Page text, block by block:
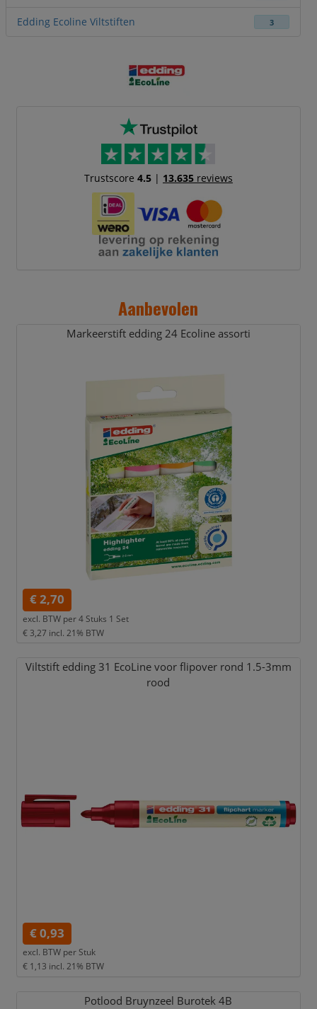
Edding Ecoline Viltstiften 3
Trustscore 4.5| 13.635reviews
Aanbevolen
Markeerstift edding 24 Ecoline assorti
€ 2,70
excl. BTW per4 Stuks 1 Set
€ 3,27 incl. 21% BTW
Viltstift edding 31 EcoLine voor flipover rond 1.5-3mm
rood
€ 0,93
excl. BTW per Stuk
€ 1,13 incl. 21% BTW
Potlood Bruynzeel Burotek 4B